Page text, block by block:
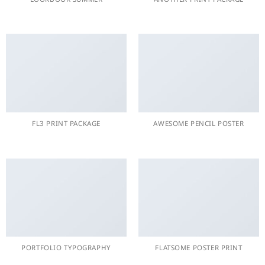
FL3 PRINT PACKAGE AWESOME PENCIL POSTER
PORTFOLIO TYPOGRAPHY FLATSOME POSTER PRINT